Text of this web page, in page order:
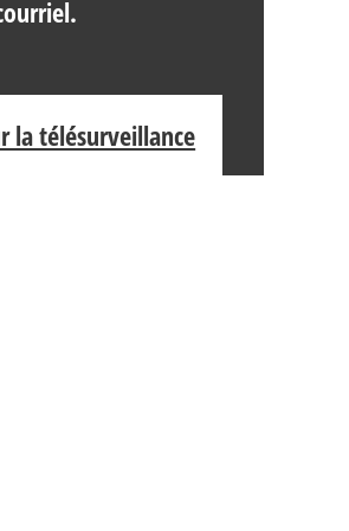
la télésurveillance